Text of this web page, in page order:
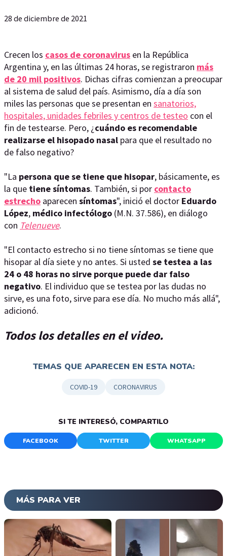
28 de diciembre de 2021
Crecen los casos de coronavirus en la República
Argentina y, en las últimas 24 horas, se registraron más
de 20 mil positivos. Dichas cifras comienzan a preocupar
al sistema de salud del país. Asimismo, día a día son
miles las personas que se presentan en sanatorios,
hospitales, unidades febriles y centros de testeo con el
fin de testearse. Pero, ¿cuándo es recomendable
realizarse el hisopado nasal para que el resultado no
de falso negativo?
"La persona que se tiene que hisopar, básicamente, es
la que tiene síntomas. También, si por contacto
estrecho aparecen síntomas", inició el doctor Eduardo
López, médico infectólogo (M.N. 37.586), en diálogo
con Telenueve.
"El contacto estrecho si no tiene síntomas se tiene que
hisopar al día siete y no antes. Si usted se testea a las
24 o 48 horas no sirve porque puede dar falso
negativo. El individuo que se testea por las dudas no
sirve, es una foto, sirve para ese día. No mucho más allá",
adicionó.
Todos los detalles en el video.
TEMAS QUE APARECEN EN ESTA NOTA:
COVID-19 CORONAVIRUS
SI TE INTERESÓ, COMPARTILO
FACEBOOK TWITTER WHATSAPP
MÁS PARA VER